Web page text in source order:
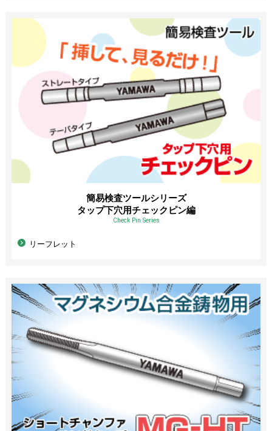
簡易検査ツールシリーズ
タップ下穴用チェックピン編
Check Pin Series
リーフレット